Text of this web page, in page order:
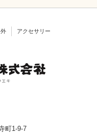
アクセサリー
町1-9-7